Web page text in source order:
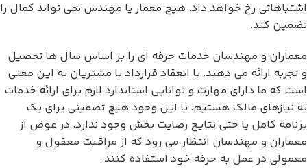
اشتباهاتی رخ خواهد داد. هیچ معمار یا مهندس نمی تواند کمال را
تضمین کند.
معماران و مهندسان خدمات حرفه ای را بر اساس سال ها تحصیل
و تجربه ارائه می دهند. با انعقاد قرارداد با مشتریان به این معنی
است که ما دارای مهارت و توانایی استاندارد لازم برای ارائه خدمات
به نیازهای مالک هستیم. با این وجود هیچ تضمینی برای یک
برنامه کامل یا حتی نتایج رضایت بخش وجود ندارد. در عوض از
معماران و مهندسان انتظار می رود که از مراقبت معقول و
معمولی در عمل به حرفه خود استفاده کنند.